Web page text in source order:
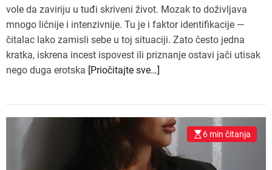
vole da zaviriju u tuđi skriveni život. Mozak to doživljava
mnogo ličnije i intenzivnije. Tu je i faktor identifikacije —
čitalac lako zamisli sebe u toj situaciji. Zato često jedna
kratka, iskrena incest ispovest ili priznanje ostavi jači utisak
nego duga erotska [Priočitajte sve…]
6 min čitanja